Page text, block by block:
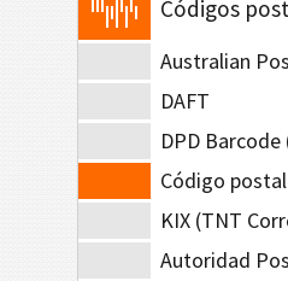
Códigos
DAFT
DPD Barcode
Código
Autoridad